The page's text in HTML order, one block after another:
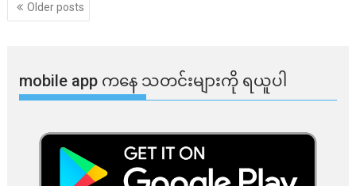
navigation
Older posts
mobile app ​​ကနေ ​​သတင်းများကို ရယူပါ